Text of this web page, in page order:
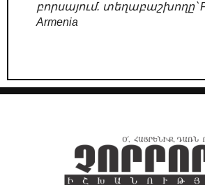
բորսայում. տեղաբաշխողը՝
Armenia